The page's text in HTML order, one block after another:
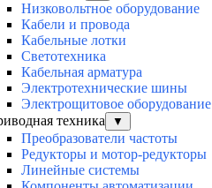
Низковольтное оборудование
Кабели и провода
Кабельные лотки
Светотехника
Кабельная арматура
Электротехнические шины
Электрощитовое оборудование
техника
▼
Преобразователи частоты
Редукторы и мотор-редукторы
Линейные системы